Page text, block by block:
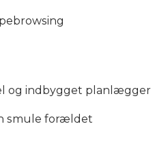
og indbygget planlægger
smule forældet